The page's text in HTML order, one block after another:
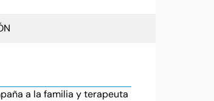
a la familia y terapeuta